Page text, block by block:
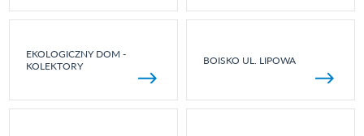
EKOLOGICZNY DOM -
KOLEKTORY
BOISKO UL. LIPOWA